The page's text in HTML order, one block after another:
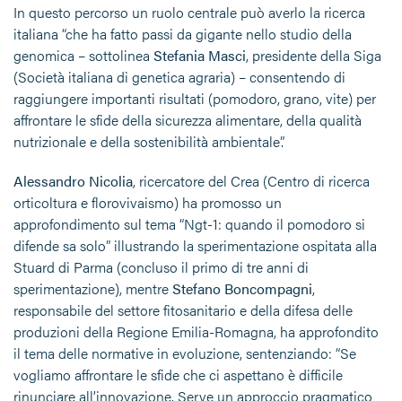
In questo percorso un ruolo centrale può averlo la ricerca
italiana “che ha fatto passi da gigante nello studio della
genomica – sottolinea Stefania Masci, presidente della Siga
(Società italiana di genetica agraria) – consentendo di
raggiungere importanti risultati (pomodoro, grano, vite) per
affrontare le sfide della sicurezza alimentare, della qualità
nutrizionale e della sostenibilità ambientale”.
Alessandro Nicolia, ricercatore del Crea (Centro di ricerca
orticoltura e florovivaismo) ha promosso un
approfondimento sul tema “Ngt-1: quando il pomodoro si
difende sa solo” illustrando la sperimentazione ospitata alla
Stuard di Parma (concluso il primo di tre anni di
sperimentazione), mentreStefano Boncompagni,
responsabile del settore fitosanitario e della difesa delle
produzioni della Regione Emilia-Romagna, ha approfondito
il tema delle normative in evoluzione, sentenziando: “Se
vogliamo affrontare le sfide che ci aspettano è difficile
rinunciare all’innovazione. Serve un approccio pragmatico